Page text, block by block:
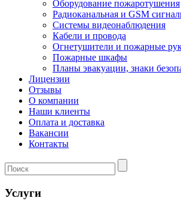
Оборудование пожаротушения
Радиоканальная и GSM
Системы видеонаблюдения
Кабели и провода
Огнетушители и пожарные
Пожарные шкафы
Планы эвакуации, знаки
Лицензии
Отзывы
О компании
Наши клиенты
Оплата и доставка
Вакансии
Контакты
Услуги